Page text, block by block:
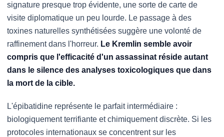
signature presque trop évidente, une sorte de carte de
visite diplomatique un peu lourde. Le passage à des
toxines naturelles synthétisées suggère une volonté de
raffinement dans l'horreur. Le Kremlin semble avoir
compris que l'efficacité d'un assassinat réside autant
dans le silence des analyses toxicologiques que dans
la mort de la cible.
L'épibatidine représente le parfait intermédiaire :
biologiquement terrifiante et chimiquement discrète. Si les
protocoles internationaux se concentrent sur les